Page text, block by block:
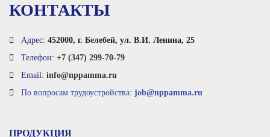
КОНТАКТЫ
Адрес: 452000, г. Белебей, ул. В.И. Ленина, 25
Телефон: +7 (347) 299-70-79
Email: info@nppamma.ru
По вопросам трудоустройства: job@nppamma.ru
ПРОДУКЦИЯ